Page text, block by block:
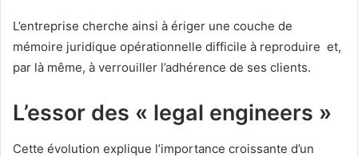
L’entreprise cherche ainsi à ériger une couche de
mémoire juridique opérationnelle difficile à reproduire et,
par là même, à verrouiller l’adhérence de ses clients.
L’essor des « legal engineers »
Cette évolution explique l’importance croissante d’un